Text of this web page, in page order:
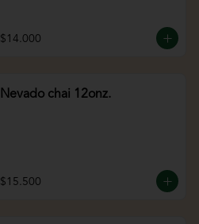
$14.000
Nevado chai 12onz.
$15.500